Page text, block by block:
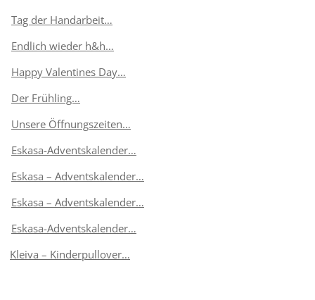
Tag der Handarbeit…
Endlich wieder h&h…
Happy Valentines Day…
Der Frühling…
Unsere Öffnungszeiten…
Eskasa-Adventskalender…
Eskasa – Adventskalender…
Eskasa – Adventskalender…
Eskasa-Adventskalender…
Kleiva – Kinderpullover…